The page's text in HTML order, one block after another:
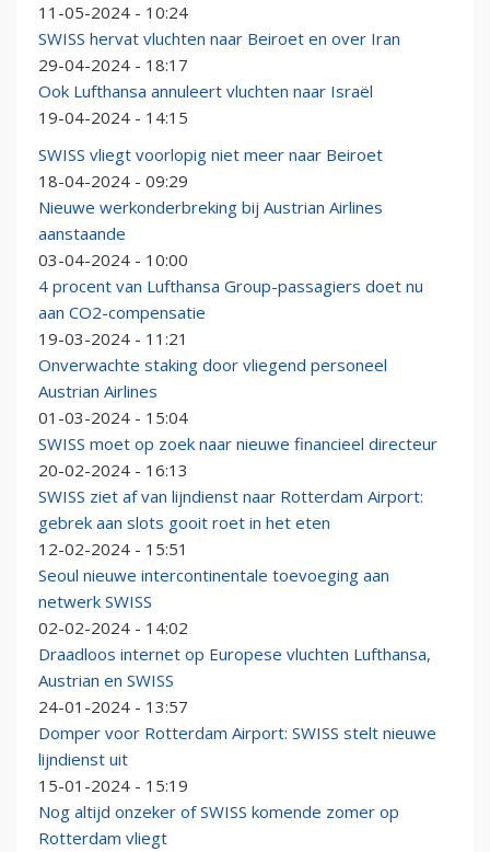
11-05-2024 - 10:24
SWISS hervat vluchten naar Beiroet en over Iran
29-04-2024 - 18:17
Ook Lufthansa annuleert vluchten naar Israël
19-04-2024 - 14:15
SWISS vliegt voorlopig niet meer naar Beiroet
18-04-2024 - 09:29
Nieuwe werkonderbreking bij Austrian Airlines
aanstaande
03-04-2024 - 10:00
4 procent van Lufthansa Group-passagiers doet nu
aan CO2-compensatie
19-03-2024 - 11:21
Onverwachte staking door vliegend personeel
Austrian Airlines
01-03-2024 - 15:04
SWISS moet op zoek naar nieuwe financieel directeur
20-02-2024 - 16:13
SWISS ziet af van lijndienst naar Rotterdam Airport:
gebrek aan slots gooit roet in het eten
12-02-2024 - 15:51
Seoul nieuwe intercontinentale toevoeging aan
netwerk SWISS
02-02-2024 - 14:02
Draadloos internet op Europese vluchten Lufthansa,
Austrian en SWISS
24-01-2024 - 13:57
Domper voor Rotterdam Airport: SWISS stelt nieuwe
lijndienst uit
15-01-2024 - 15:19
Nog altijd onzeker of SWISS komende zomer op
Rotterdam vliegt